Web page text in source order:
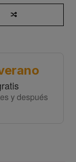
y después